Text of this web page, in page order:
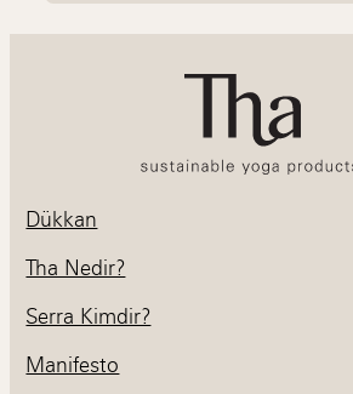
Dükkan
Tha Nedir?
Serra Kimdir?
Manifesto